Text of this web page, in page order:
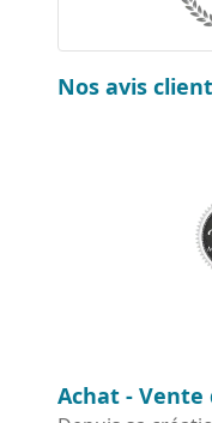
Nos avis
Achat - Vente